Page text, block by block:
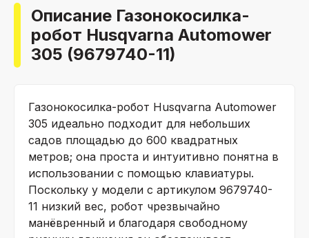
Описание Газонокосилка-
робот Husqvarna Automower
305 (9679740-11)
Газонокосилка-робот Husqvarna Automower
305 идеально подходит для небольших
садов площадью до 600 квадратных
метров; она проста и интуитивно понятна в
использовании с помощью клавиатуры.
Поскольку у модели с артикулом 9679740-
11 низкий вес, робот чрезвычайно
манёвренный и благодаря свободному